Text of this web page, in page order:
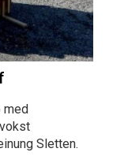
med
Sletten.